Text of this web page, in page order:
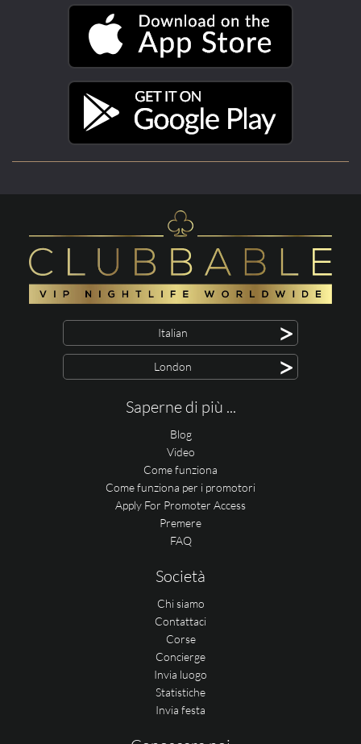
Italian >
London >
Saperne di più ...
Blog
Video
Come funziona
Come funziona per i promotori
Apply For Promoter Access
Premere
FAQ
Società
Chi siamo
Contattaci
Corse
Concierge
Invia luogo
Statistiche
Invia festa